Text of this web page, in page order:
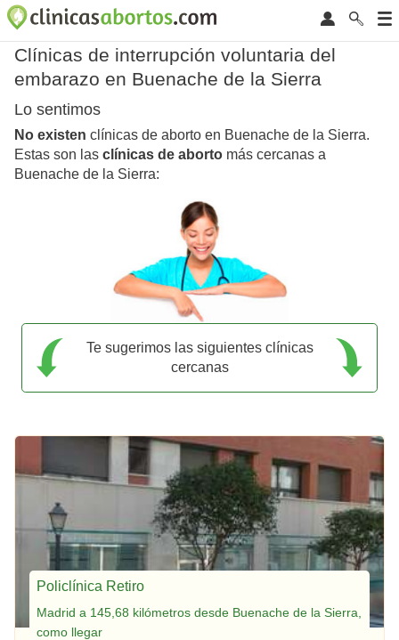
Clínicas de interrupción voluntaria del
embarazo en Buenache de la Sierra
Lo sentimos
No existen clínicas de aborto en Buenache de la Sierra.
Estas son las clínicas de aborto más cercanas a
Buenache de la Sierra:
Te sugerimos las siguientes clínicas
cercanas
Policlínica Retiro
Madrid a 145,68 kilómetros desde Buenache de la Sierra,
como llegar